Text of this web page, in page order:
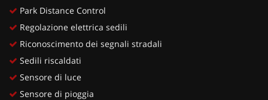
Park Distance Control
Regolazione elettrica sedili
Riconoscimento dei segnali stradali
Sedili riscaldati
Sensore di luce
Sensore di pioggia